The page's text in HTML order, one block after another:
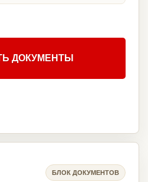
ДОКУМЕНТЫ
БЛОК ДОКУМЕНТОВ